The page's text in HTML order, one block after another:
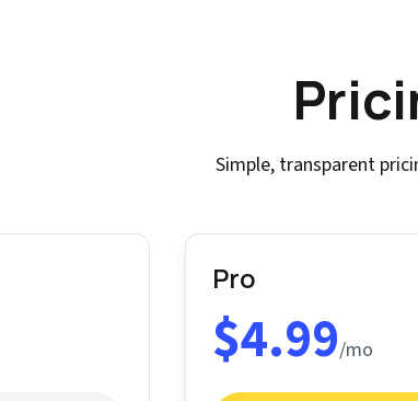
Simple, transparent
Pro
$4.99/mo